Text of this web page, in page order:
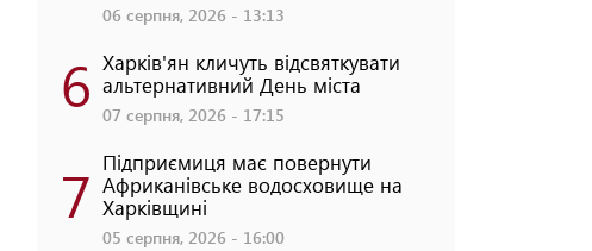
06 серпня, 2026 - 13:13
6 Харків'ян кличуть відсвяткувати
альтернативний День міста
07 серпня, 2026 - 17:15
7 Підприємиця має повернути
Африканівське водосховище на
Харківщині
05 серпня, 2026 - 16:00